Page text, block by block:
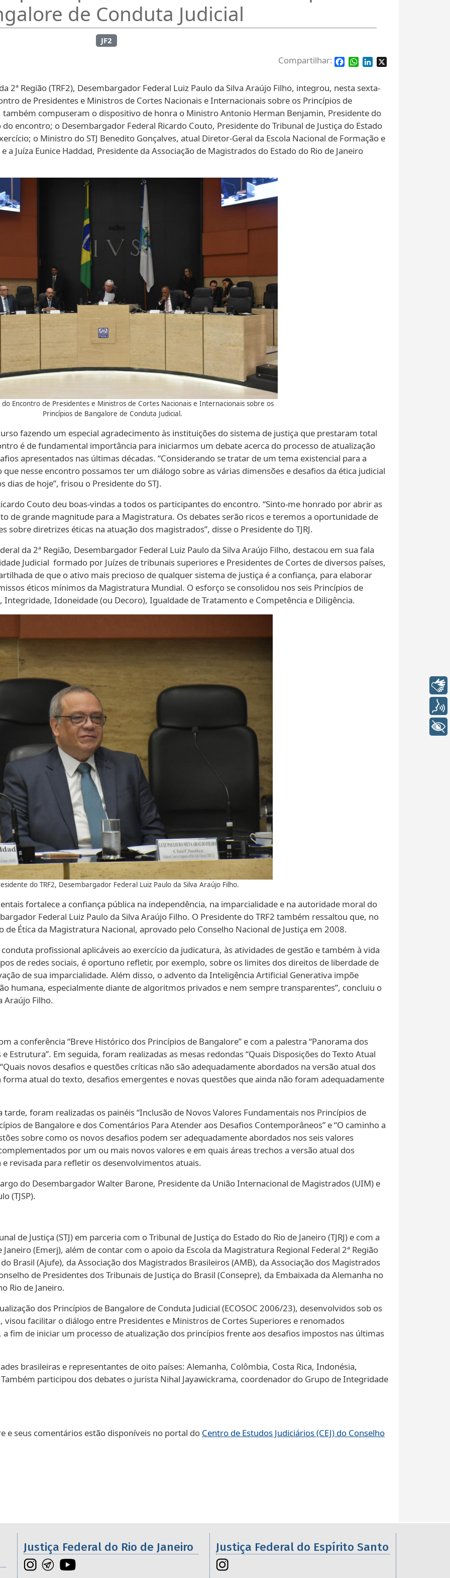
de Conduta Judicial
JF2
Facebook
WhatsApp
LinkedIn
2ª Região (TRF2), Desembargador Federal Luiz Paulo da Silva Araújo Filho, integrou, nesta sexta-
de Presidentes e Ministros de Cortes Nacionais e Internacionais sobre os Princípios de
também compuseram o dispositivo de honra o Ministro Antonio Herman Benjamin, Presidente do
do encontro; o Desembargador Federal Ricardo Couto, Presidente do Tribunal de Justiça do Estado
o Ministro do STJ Benedito Gonçalves, atual Diretor-Geral da Escola Nacional de Formação e
Juíza Eunice Haddad, Presidente da Associação de Magistrados do Estado do Rio de Janeiro
Encontro de Presidentes e Ministros de Cortes Nacionais e Internacionais sobre os
Princípios de Bangalore de Conduta Judicial.
fazendo um especial agradecimento às instituições do sistema de justiça que prestaram total
é de fundamental importância para iniciarmos um debate acerca do processo de atualização
apresentados nas últimas décadas. “Considerando se tratar de um tema existencial para a
nesse encontro possamos ter um diálogo sobre as várias dimensões e desafios da ética judicial
de hoje”, frisou o Presidente do STJ.
Couto deu boas-vindas a todos os participantes do encontro. “Sinto-me honrado por abrir as
de grande magnitude para a Magistratura. Os debates serão ricos e teremos a oportunidade de
sobre diretrizes éticas na atuação dos magistrados”, disse o Presidente do TJRJ.
da 2ª Região, Desembargador Federal Luiz Paulo da Silva Araújo Filho, destacou em sua fala
Judicial formado por Juízes de tribunais superiores e Presidentes de Cortes de diversos países,
de que o ativo mais precioso de qualquer sistema de justiça é a confiança, para elaborar
éticos mínimos da Magistratura Mundial. O esforço se consolidou nos seis Princípios de
Idoneidade (ou Decoro), Igualdade de Tratamento e Competência e Diligência.
do TRF2, Desembargador Federal Luiz Paulo da Silva Araújo Filho.
fortalece a confiança pública na independência, na imparcialidade e na autoridade moral do
Federal Luiz Paulo da Silva Araújo Filho. O Presidente do TRF2 também ressaltou que, no
Ética da Magistratura Nacional, aprovado pelo Conselho Nacional de Justiça em 2008.
profissional aplicáveis ao exercício da judicatura, às atividades de gestão e também à vida
de redes sociais, é oportuno refletir, por exemplo, sobre os limites dos direitos de liberdade de
de sua imparcialidade. Além disso, o advento da Inteligência Artificial Generativa impõe
humana, especialmente diante de algoritmos privados e nem sempre transparentes”, concluiu o
Araújo Filho.
a conferência “Breve Histórico dos Princípios de Bangalore” e com a palestra “Panorama dos
Estrutura”. Em seguida, foram realizadas as mesas redondas “Quais Disposições do Texto Atual
novos desafios e questões críticas não são adequadamente abordados na versão atual dos
atual do texto, desafios emergentes e novas questões que ainda não foram adequadamente
foram realizadas os painéis “Inclusão de Novos Valores Fundamentais nos Princípios de
de Bangalore e dos Comentários Para Atender aos Desafios Contemporâneos” e “O caminho a
sobre como os novos desafios podem ser adequadamente abordados nos seis valores
por um ou mais novos valores e em quais áreas trechos a versão atual dos
revisada para refletir os desenvolvimentos atuais.
do Desembargador Walter Barone, Presidente da União Internacional de Magistrados (UIM) e
(TJSP).
de Justiça (STJ) em parceria com o Tribunal de Justiça do Estado do Rio de Janeiro (TJRJ) e com a
(Emerj), além de contar com o apoio da Escola da Magistratura Regional Federal 2ª Região
Brasil (Ajufe), da Associação dos Magistrados Brasileiros (AMB), da Associação dos Magistrados
de Presidentes dos Tribunais de Justiça do Brasil (Consepre), da Embaixada da Alemanha no
Rio de Janeiro.
dos Princípios de Bangalore de Conduta Judicial (ECOSOC 2006/23), desenvolvidos sob os
visou facilitar o diálogo entre Presidentes e Ministros de Cortes Superiores e renomados
fim de iniciar um processo de atualização dos princípios frente aos desafios impostos nas últimas
brasileiras e representantes de oito países: Alemanha, Colômbia, Costa Rica, Indonésia,
participou dos debates o jurista Nihal Jayawickrama, coordenador do Grupo de Integridade
e seus comentários estão disponíveis no portal do Centro de Estudos Judiciários (CEJ) do Conselho
2ª Região
Justiça Federal do Rio de Janeiro Justiça Federal do Espírito Santo